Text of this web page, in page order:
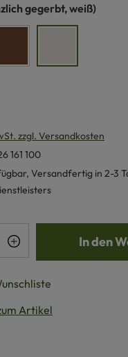
gegerbt, weiß)
zzgl. Versandkosten
161 100
Versandfertig in 2-3
Gib den
In den
Artikel